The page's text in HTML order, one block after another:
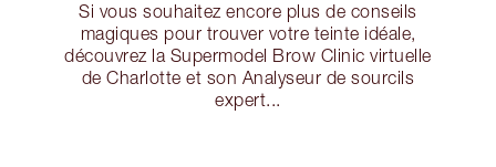
Si vous souhaitez encore plus de conseils
magiques pour trouver votre teinte idéale,
découvrez la Supermodel Brow Clinic virtuelle
de Charlotte et son Analyseur de sourcils
expert...